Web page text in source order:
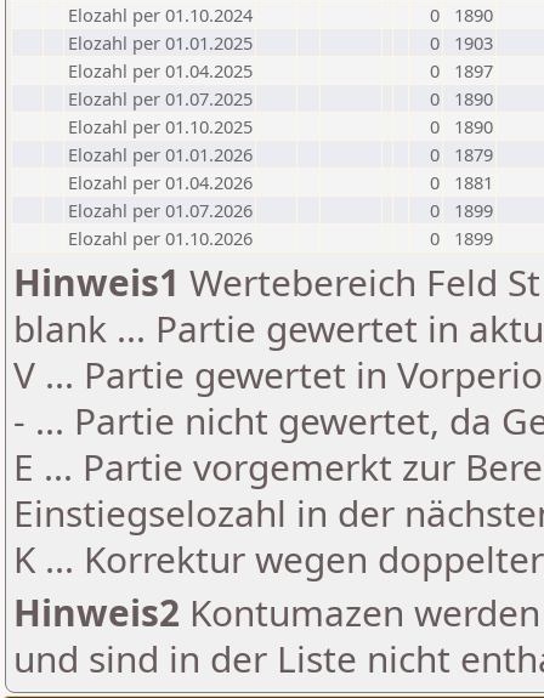
Elozahl per 01.10.2024
0
1890
Elozahl per 01.01.2025
0
1903
Elozahl per 01.04.2025
0
1897
Elozahl per 01.07.2025
0
1890
Elozahl per 01.10.2025
0
1890
Elozahl per 01.01.2026
0
1879
Elozahl per 01.04.2026
0
1881
Elozahl per 01.07.2026
0
1899
Elozahl per 01.10.2026
0 1899
Hinweis1 Wertebereich Feld
blank ... Partie gewertet in
V ... Partie gewertet in
- ... Partie nicht gewertet, da
E ... Partie vorgemerkt zur
Einstiegselozahl in der
K ... Korrektur wegen
Hinweis2 Kontumazen
und sind in der Liste nicht